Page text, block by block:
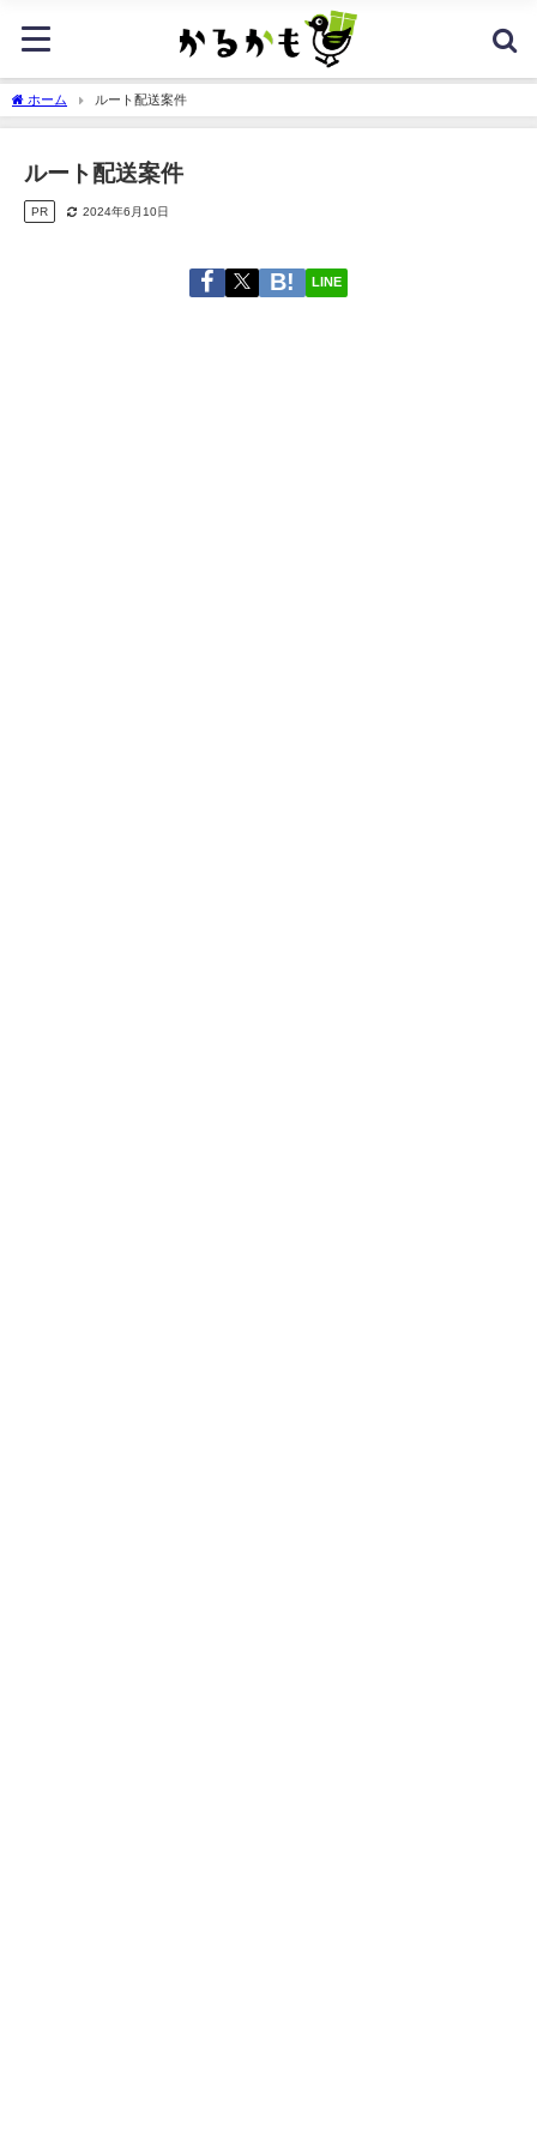
ホーム ルート配送案件
ルート配送案件
PR 2024年6月10日
LINE